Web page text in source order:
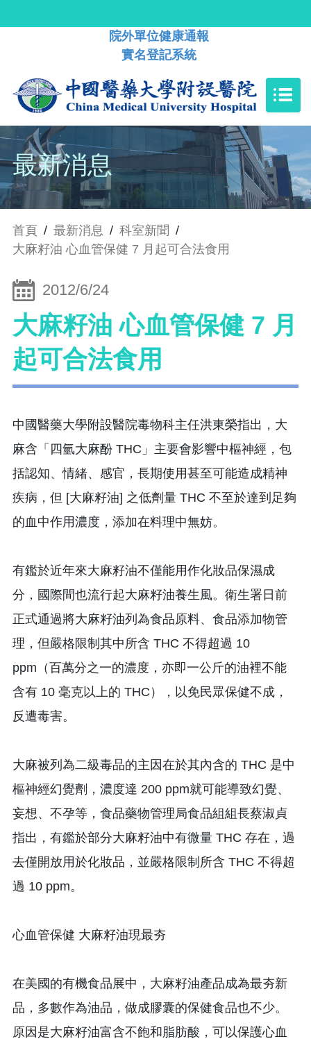
院外單位健康通報
實名登記系統
最新消息
首頁 / 最新消息 / 科室新聞 /
大麻籽油 心血管保健 7 月起可合法食用
2012/6/24
大麻籽油 心血管保健 7 月
起可合法食用
中國醫藥大學附設醫院毒物科主任洪東榮指出，大
麻含「四氫大麻酚 THC」主要會影響中樞神經，包
括認知、情緒、感官，長期使用甚至可能造成精神
疾病，但 [大麻籽油] 之低劑量 THC 不至於達到足夠
的血中作用濃度，添加在料理中無妨。
有鑑於近年來大麻籽油不僅能用作化妝品保濕成
分，國際間也流行起大麻籽油養生風。衛生署日前
正式通過將大麻籽油列為食品原料、食品添加物管
理，但嚴格限制其中所含 THC 不得超過 10
ppm（百萬分之一的濃度，亦即一公斤的油裡不能
含有 10 毫克以上的 THC），以免民眾保健不成，
反遭毒害。
大麻被列為二級毒品的主因在於其內含的 THC 是中
樞神經幻覺劑，濃度達 200 ppm就可能導致幻覺、
妄想、不孕等，食品藥物管理局食品組組長蔡淑貞
指出，有鑑於部分大麻籽油中有微量 THC 存在，過
去僅開放用於化妝品，並嚴格限制所含 THC 不得超
過 10 ppm。
心血管保健 大麻籽油現最夯
在美國的有機食品展中，大麻籽油產品成為最夯新
品，多數作為油品，做成膠囊的保健食品也不少。
原因是大麻籽油富含不飽和脂肪酸，可以保護心血